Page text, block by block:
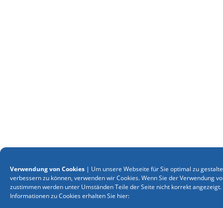
Verwendung von Cookies | Um unsere Webseite für Sie optimal zu
verbessern zu können, verwenden wir Cookies. Wenn Sie der Verwendung
zustimmen werden unter Umständen Teile der Seite nicht korrekt
Informationen zu Cookies erhalten Sie hier: